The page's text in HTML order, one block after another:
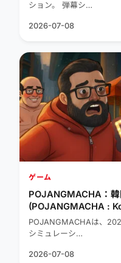
ション。 弾幕シ…
2026-07-08
ゲーム
POJANGMACHA：
(POJANGMACHA :
Management
POJANGMACHAは、
シミュレーシ…
2026-07-08